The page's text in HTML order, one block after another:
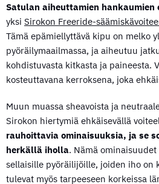
Satulan aiheuttamien hankaumien
yksi Sirokon Freeride-
Tämä epämiellyttävä kipu on melko
pyöräilymaailmassa, ja aiheutuu
kohdistuvasta kitkasta ja paineesta.
kosteuttavana kerroksena, joka
Muun muassa sheavoista ja
Sirokon hiertymiä ehkäisevällä
rauhoittavia ominaisuuksia, ja se
herkällä iholla. Nämä
sellaisille pyöräilijöille, joiden iho on
tulevat myös tarpeeseen korkeissa